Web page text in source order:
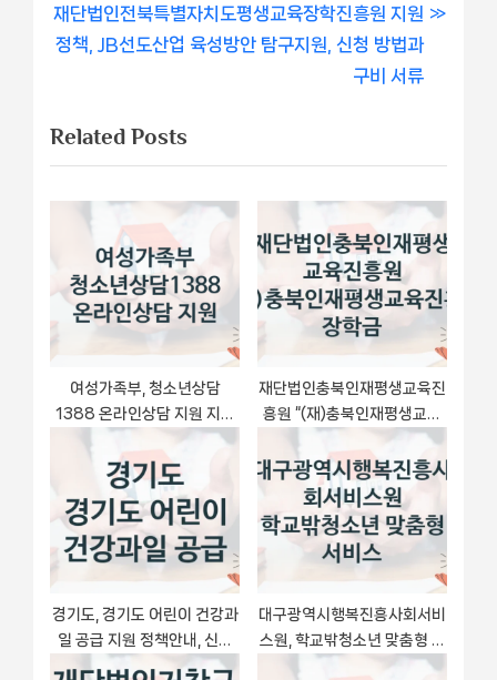
비
션
v
i
s
P
o
:
N
e
P
o
s
재단법인전북특별자치도평생교육장학진흥원 지원
정책, JB선도산업 육성방안 탐구지원, 신청 방법과
구비 서류
Related Posts
여성가족부, 청소년상담
1388 온라인상담 지원 지원
정책, 신청 구비서류와 일정
재단법인충북인재평생교육진
흥원 “(재)충북인재평생교육
진흥원 장학금” 복지 지원혜택
– 자격 조건과 구비 서류
경기도, 경기도 어린이 건강과
일 공급 지원 정책안내, 신청
자격 조건과 구비 서류
대구광역시행복진흥사회서비
스원, 학교밖청소년 맞춤형 서
비스 지원 정책안내, 신청 방법